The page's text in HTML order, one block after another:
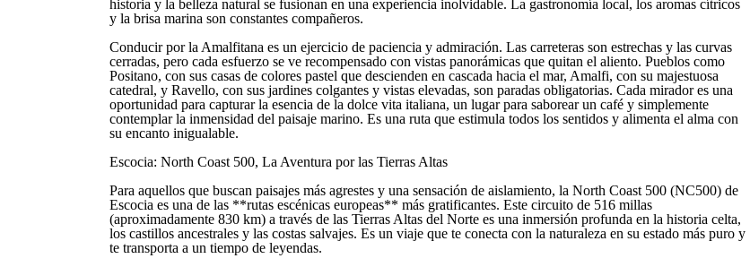
historia y la belleza natural se fusionan en una experiencia inolvidable. La gastronomía local, los aromas cítricos
y la brisa marina son constantes compañeros.
Conducir por la Amalfitana es un ejercicio de paciencia y admiración. Las carreteras son estrechas y las curvas
cerradas, pero cada esfuerzo se ve recompensado con vistas panorámicas que quitan el aliento. Pueblos como
Positano, con sus casas de colores pastel que descienden en cascada hacia el mar, Amalfi, con su majestuosa
catedral, y Ravello, con sus jardines colgantes y vistas elevadas, son paradas obligatorias. Cada mirador es una
oportunidad para capturar la esencia de la dolce vita italiana, un lugar para saborear un café y simplemente
contemplar la inmensidad del paisaje marino. Es una ruta que estimula todos los sentidos y alimenta el alma con
su encanto inigualable.
Escocia: North Coast 500, La Aventura por las Tierras Altas
Para aquellos que buscan paisajes más agrestes y una sensación de aislamiento, la North Coast 500 (NC500) de
Escocia es una de las **rutas escénicas europeas** más gratificantes. Este circuito de 516 millas
(aproximadamente 830 km) a través de las Tierras Altas del Norte es una inmersión profunda en la historia celta,
los castillos ancestrales y las costas salvajes. Es un viaje que te conecta con la naturaleza en su estado más puro y
te transporta a un tiempo de leyendas.